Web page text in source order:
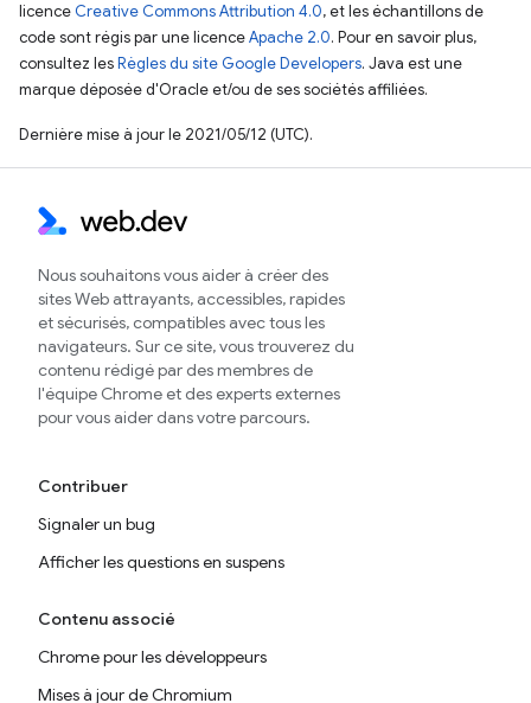
licence Creative Commons Attribution 4.0, et les échantillons de
code sont régis par une licenceApache 2.0. Pour en savoir plus,
consultez lesRègles du site Google Developers. Java est une
marque déposée d'Oracle et/ou de ses sociétés affiliées.
Dernière mise à jour le 2021/05/12 (UTC).
Nous souhaitons vous aider à créer des
sites Web attrayants, accessibles, rapides
et sécurisés, compatibles avec tous les
navigateurs. Sur ce site, vous trouverez du
contenu rédigé par des membres de
l'équipe Chrome et des experts externes
pour vous aider dans votre parcours.
Contribuer
Signaler un bug
Afficher les questions en suspens
Contenu associé
Chrome pour les développeurs
Mises à jour de Chromium